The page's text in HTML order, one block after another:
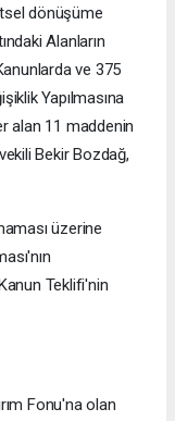
dönüşüme
Alanların
ve 375
Yapılmasına
alan 11 maddenin
Bekir Bozdağ,
üzerine
Teklifi'nin
Fonu'na olan